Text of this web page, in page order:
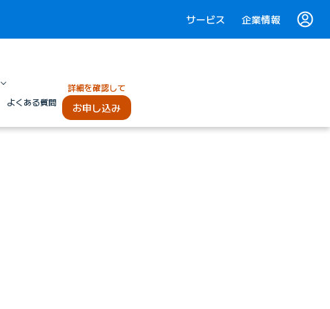
サービス 企業情報
よくある質問
詳細を確認して
お申し込み